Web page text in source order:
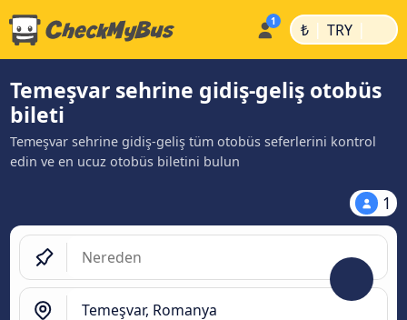
₺ | TRY |
Temeşvar sehrine gidiş-geliş otobüs
bileti
Temeşvar sehrine gidiş-geliş tüm otobüs seferlerini kontrol
edin ve en ucuz otobüs biletini bulun
1